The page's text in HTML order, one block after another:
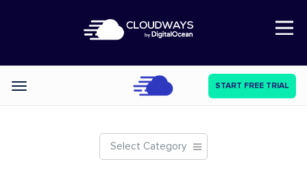
Open Nav
Categories START FREE TRIAL
Select Category